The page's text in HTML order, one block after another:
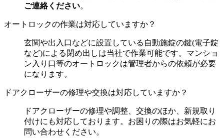
ご連絡ください。
オートロックの作業は対応していますか？
玄関や出入口などに設置している自動施錠の鍵(電子錠
など)による閉め出しは当社で作業可能です。 マンショ
ン入り口等のオートロックは管理者からの依頼が必要
になります。
ドアクローザーの修理や交換は対応していますか？
ドアクローザーの修理や調整、交換のほか、新規取り
付けにも対応しております。お困りの際はお気軽にお
問い合わせください。